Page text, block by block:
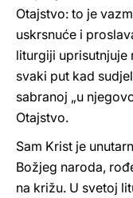
Otajstvo: to je
uskrsnuće i
liturgiji uprisutnjuje
svaki put kad
sabranoj „u
Otajstvo.
Sam Krist je
Božjeg naroda,
na križu. U svetoj